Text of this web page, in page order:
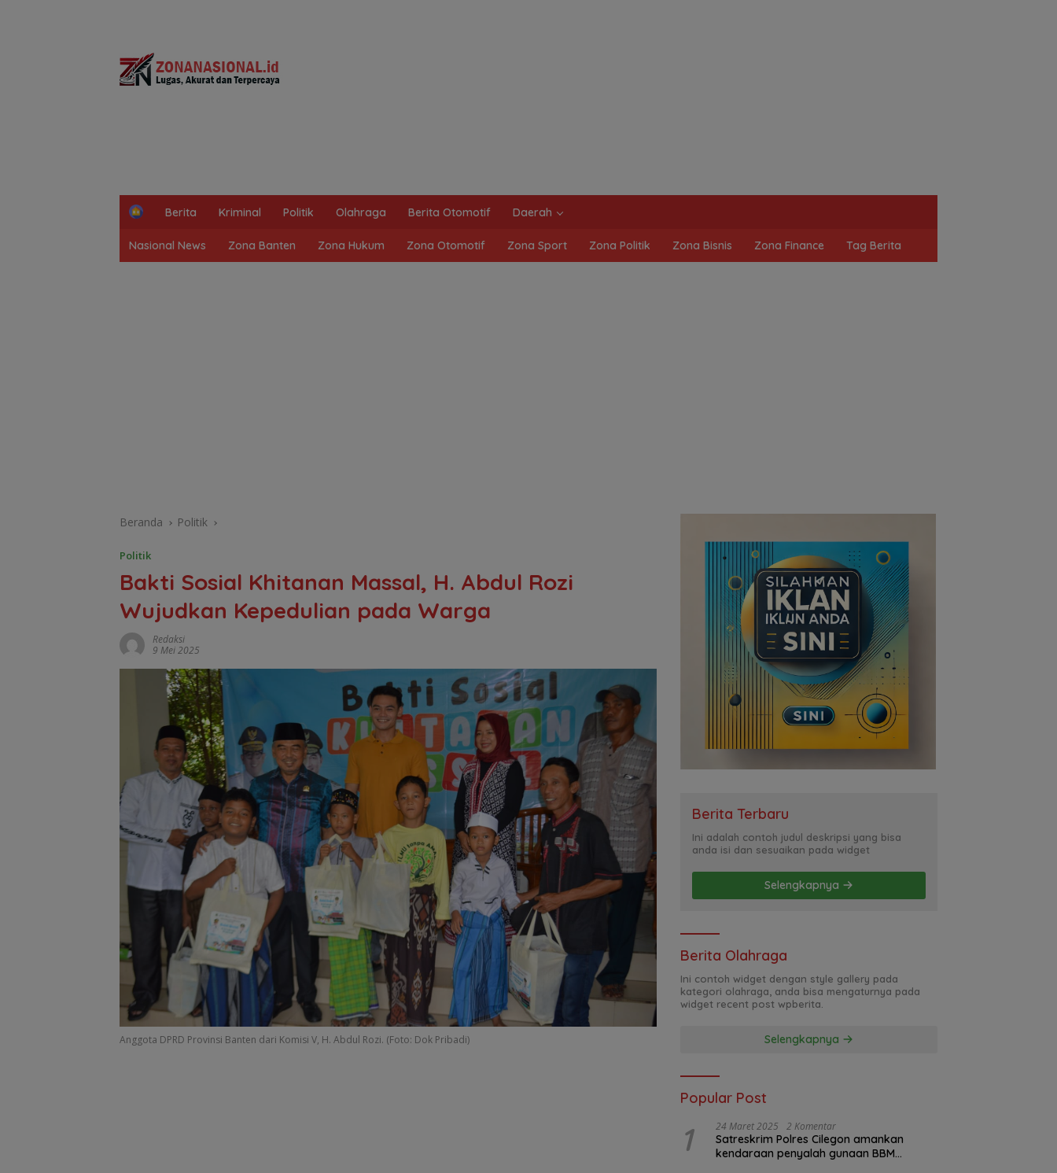
H
m
e
Berita Kriminal Politik Olahraga Berita Otomotif Daerah
Nasional News Zona Banten Zona Hukum Zona Otomotif Zona Sport Zona Politik Zona Bisnis Zona Finance Tag Berita
Beranda Politik
Politik
Bakti Sosial Khitanan Massal, H. Abdul Rozi
Wujudkan Kepedulian pada Warga
Redaksi
9 Mei 2025
Anggota DPRD Provinsi Banten dari Komisi V, H. Abdul Rozi. (Foto: Dok Pribadi)
Berita Terbaru
Ini adalah contoh judul deskripsi yang bisa
anda isi dan sesuaikan pada widget
Selengkapnya
Berita Olahraga
Ini contoh widget dengan style gallery pada
kategori olahraga, anda bisa mengaturnya pada
widget recent post wpberita.
Selengkapnya
Popular Post
1 24 Maret 2025 2 Komentar
Satreskrim Polres Cilegon amankan
kendaraan penyalah gunaan BBM